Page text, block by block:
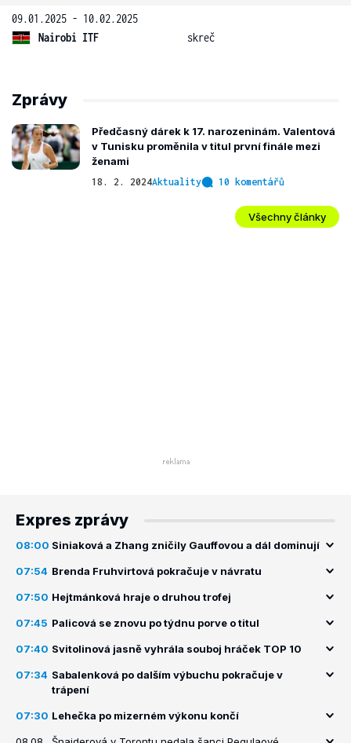
09.01.2025 - 10.02.2025
Nairobi ITF
skreč
Zprávy
Předčasný dárek k 17. narozeninám. Valentová
v Tunisku proměnila v titul první finále mezi
ženami
18. 2. 2024Aktuality 10 komentářů
Všechny články
Expres zprávy
08:00 Siniaková a Zhang zničily Gauffovou a dál dominují
07:54 Brenda Fruhvirtová pokračuje v návratu
07:50 Hejtmánková hraje o druhou trofej
07:45 Palicová se znovu po týdnu porve o titul
07:40 Svitolinová jasně vyhrála souboj hráček TOP 10
07:34 Sabalenková po dalším výbuchu pokračuje v
trápení
07:30 Lehečka po mizerném výkonu končí